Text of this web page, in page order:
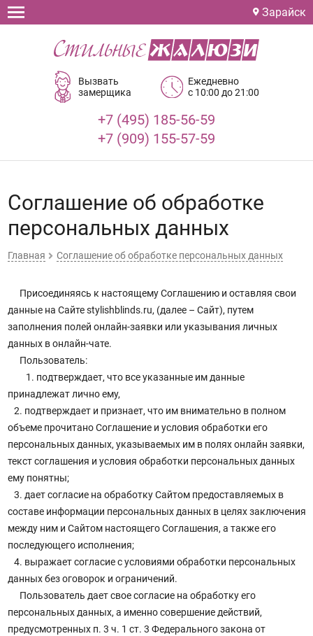
Зарайск
Вызвать
замерщика
Ежедневно
с 10:00 до 21:00
+7 (495) 185-56-59
+7 (909) 155-57-59
Соглашение об обработке
персональных данных
Главная Соглашение об обработке персональных данных
Присоединяясь к настоящему Соглашению и оставляя свои
данные на Сайте stylishblinds.ru, (далее – Сайт), путем
заполнения полей онлайн-заявки или указывания личных
данных в онлайн-чате.
Пользователь:
1. подтверждает, что все указанные им данные
принадлежат лично ему,
2. подтверждает и признает, что им внимательно в полном
объеме прочитано Соглашение и условия обработки его
персональных данных, указываемых им в полях онлайн заявки,
текст соглашения и условия обработки персональных данных
ему понятны;
3. дает согласие на обработку Сайтом предоставляемых в
составе информации персональных данных в целях заключения
между ним и Сайтом настоящего Соглашения, а также его
последующего исполнения;
4. выражает согласие с условиями обработки персональных
данных без оговорок и ограничений.
Пользователь дает свое согласие на обработку его
персональных данных, а именно совершение действий,
предусмотренных п. 3 ч. 1 ст. 3 Федерального закона от